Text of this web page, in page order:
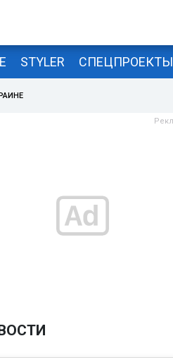
STYLER СПЕЦПРОЕКТЫ